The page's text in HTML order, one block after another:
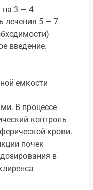
на 3 — 4
лечения 5 — 7
введение.
емкости
В процессе
контроль
крови.
почек
в